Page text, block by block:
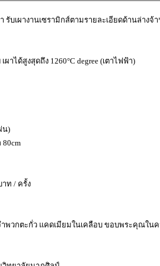
เผางานเซรามิกส์ตามรายละเอียดด้านล่า
ผาได้สูงสุดถึง 1260°C degree (เตาไฟฟ้า)
น)
80cm
าท / ครั้ง
พวกตะกั่ว แคดเมียมในเคลือบ ขอบพระคุณในค